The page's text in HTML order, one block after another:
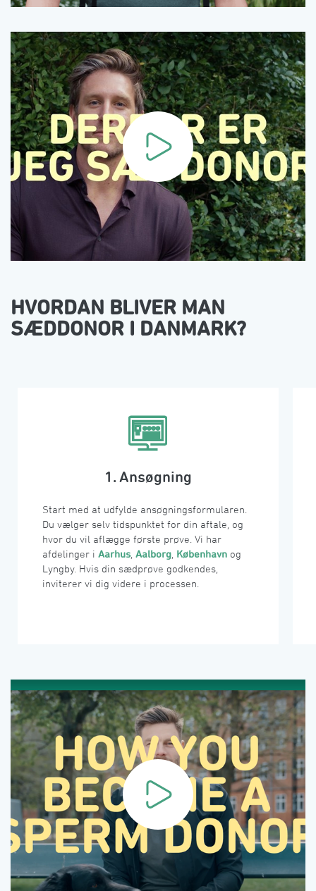
󠀰HVORDAN BLIVER MAN
SÆDDONOR I DANMARK?󠀲󠀡󠀩󠀳
󠀰1. Ansøgning󠀲󠀢󠀠󠀳
Start med at udfylde ansøgningsformularen.
Du vælger selv tidspunktet for din aftale, og
hvor du vil aflægge første prøve. Vi har
afdelinger i Aarhus, Aalborg København og
Lyngby. Hvis din sædprøve godkendes,
inviterer vi dig videre i processen.